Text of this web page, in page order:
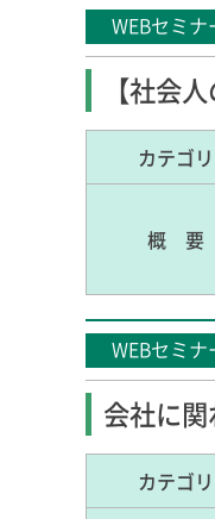
WEBセミナ
【社会
カテゴリ
概 要
WEBセミナ
会社に
カテゴリ